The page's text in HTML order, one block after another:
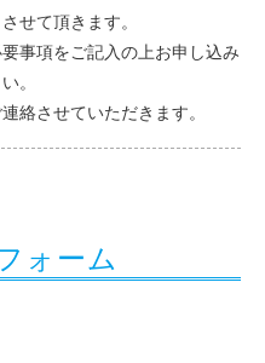
せて頂きます。
事項をご記入の上お申し込み
。
絡させていただきます。
ォーム